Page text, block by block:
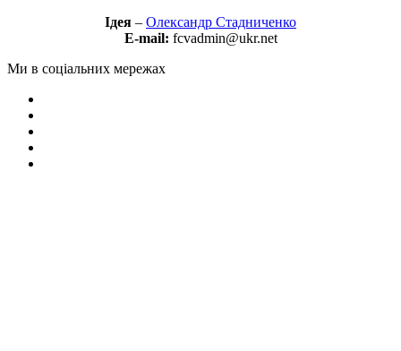
Ідея – Олександр Стадниченко
E-mail: fcvadmin@ukr.net
Ми в соціальних мережах